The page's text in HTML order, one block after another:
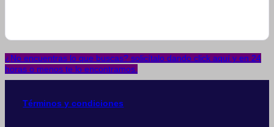
¿No encuentras lo que buscas? solicítalo dando click aquí y en 24
horas o menos te lo encontramos.
Términos y condiciones